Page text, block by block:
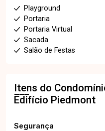
Playground
Portaria
Portaria Virtual
Sacada
Salão de Festas
Itens do
Edifício Piedmont
Segurança